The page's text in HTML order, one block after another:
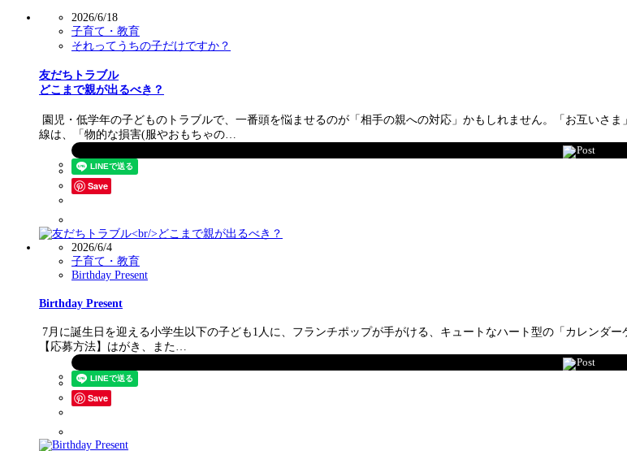
2026/6/18
子育て・教育
それってうちの子だけですか？
友だちトラブル
どこまで親が出るべき？
園児・低学年の子どものトラブルで、一番頭を悩ませるのが「相手の親への対応」かもしれません。「お互いさ
線は、「物的な損害(服やおもちゃの…
Post
Save
2026/6/4
子育て・教育
Birthday Present
Birthday Present
7月に誕生日を迎える小学生以下の子ども1人に、フランチポップが手がける、キュートなハート型の「カレンダ
【応募方法】はがき、また…
Post
Save